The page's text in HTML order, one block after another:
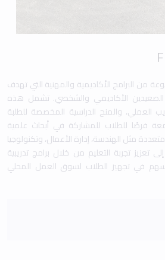
من البرامج الأكاديمية والمهنية التي تهدف
الأكاديمي والشخصي. تشمل هذه
العملي، والمنح الدراسية المخصصة للطلبة
فرصًا للطلاب للمشاركة في أبحاث علمية
مثل الهندسة، إدارة الأعمال، وتكنولوجيا
تعزيز تجربة التعليم من خلال برامج تدريبية
في تجهيز الطلاب لسوق العمل المحلي